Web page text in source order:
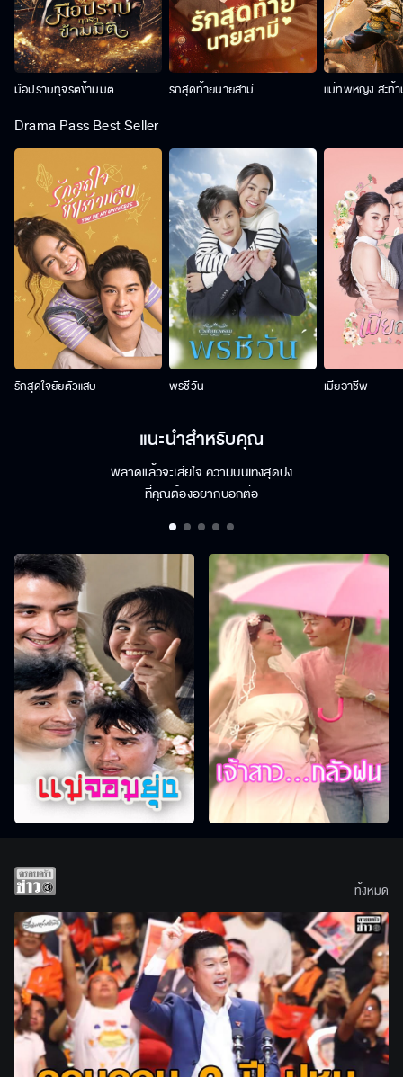
มือปราบทุจริตข้ามมิติ รักสุดท้ายนายสามี แม่ทัพหญิง สะท้
Drama Pass Best Seller
รักสุดใจยัยตัวแสบ พรชีวัน เมียอาชีพ
แนะนำสำหรับคุณ
พลาดแล้วจะเสียใจ ความบันเทิงสุดปัง
ที่คุณต้องอยากบอกต่อ
ทั้งหมด